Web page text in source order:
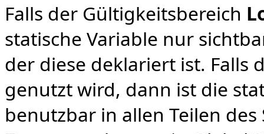
Falls der Gültigkeitsbereich
statische Variable nur
der diese deklariert ist. Falls
genutzt wird, dann ist die
benutzbar in allen Teilen